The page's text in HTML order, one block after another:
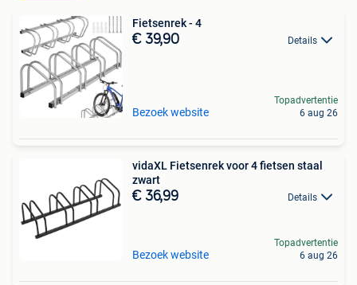
Fietsenrek - 4
€ 39,90 Details
Bezoek website
Topadvertentie
6 aug 26
vidaXL Fietsenrek voor 4 fietsen staal
zwart
€ 36,99 Details
Bezoek website
Topadvertentie
6 aug 26